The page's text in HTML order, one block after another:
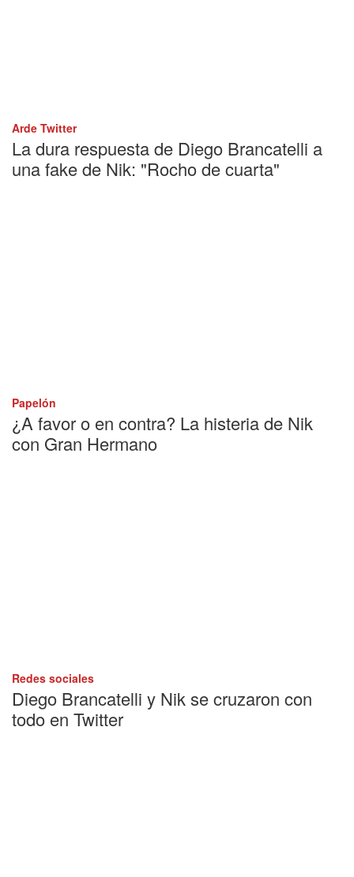
Arde Twitter
La dura respuesta de Diego Brancatelli a
una fake de Nik: "Rocho de cuarta"
Papelón
¿A favor o en contra? La histeria de Nik
con Gran Hermano
Redes sociales
Diego Brancatelli y Nik se cruzaron con
todo en Twitter